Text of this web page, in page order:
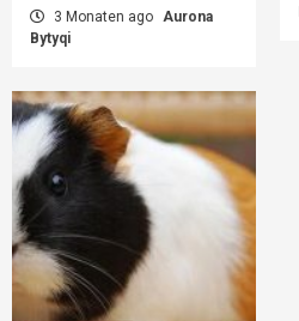
3 Monaten ago Aurona
Bytyqi